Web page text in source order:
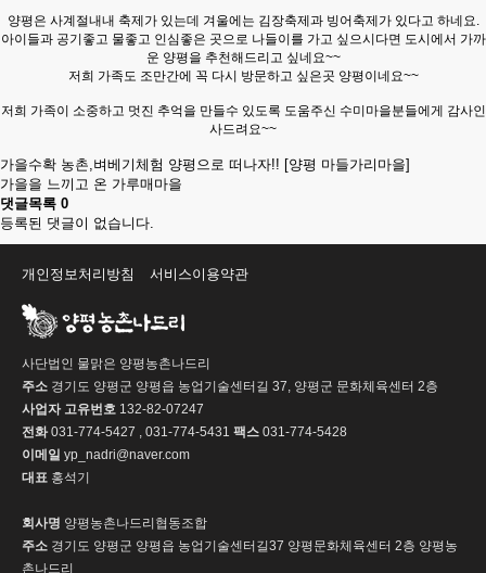
양평은 사계절내내 축제 가 있는데 겨울에는 김장축제 과 빙어축제가있다고 하네요.
아이들과 공기좋고 물좋고 인심좋은 곳으로 나들이를 가고 싶으시다면 도시에서 가까
운 양평을 추천해드리고 싶네요~~
저희 가족도 조만간에 꼭 다시 방문하고 싶은곳 양평이 네요~~
저희 가족이 소중하고 멋진 추억을 만들수 있도록 도움주신 수미마을분들에게 감사인
사드려요~~
가을수확 농촌,벼베기체험 양평으로 떠나자!! [양평 마들가리마을]
가을을 느끼고 온 가루매마을
댓글목록 0
등록된 댓글이 없습니다.
개인정보처리방침 서비스이용약관
사단법인 물맑은 양평농촌나드리
주소 경기도 양평군 양평읍 농업기술센터길 37, 양평군 문화체육센터 2층
사업자 고유번호 132-82-07247
전화031-774-5427 , 031-774-5431 팩스 031-774-5428
이메일 yp_nadri@naver.com
대표 홍석기
회사명 양평농촌나드리협동조합
주소 경기도 양평군 양평읍 농업기술센터길37 양평문화체육센터 2층 양평농
촌나드리